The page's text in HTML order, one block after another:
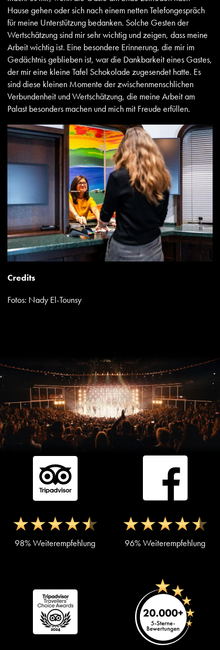
Hause gehen oder sich nach einem netten Telefongespräch
für meine Unterstützung bedanken. Solche Gesten der
Wertschätzung sind mir sehr wichtig und zeigen, dass meine
Arbeit wichtig ist. Eine besondere Erinnerung, die mir im
Gedächtnis geblieben ist, war die Dankbarkeit eines Gastes,
der mir eine kleine Tafel Schokolade zugesendet hatte. Es
sind diese kleinen Momente der zwischenmenschlichen
Verbundenheit und Wertschätzung, die meine Arbeit am
Palast besonders machen und mich mit Freude erfüllen.
Credits
Fotos: Nady El-Tounsy
98% Weiterempfehlung 96% Weiterempfehlung